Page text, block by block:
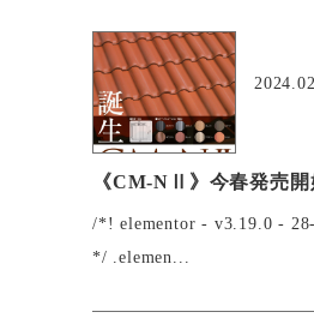
《CM-NⅡ》今春発売開
/*! elementor - v3.19.0 -
*/ .elemen...